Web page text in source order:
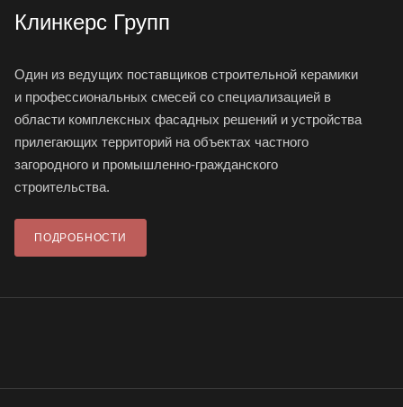
Клинкерс Групп
Один из ведущих поставщиков строительной керамики
и профессиональных смесей со специализацией в
области комплексных фасадных решений и устройства
прилегающих территорий на объектах частного
загородного и промышленно-гражданского
строительства.
ПОДРОБНОСТИ